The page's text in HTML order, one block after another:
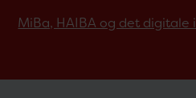
MiBa, HAIBA og det